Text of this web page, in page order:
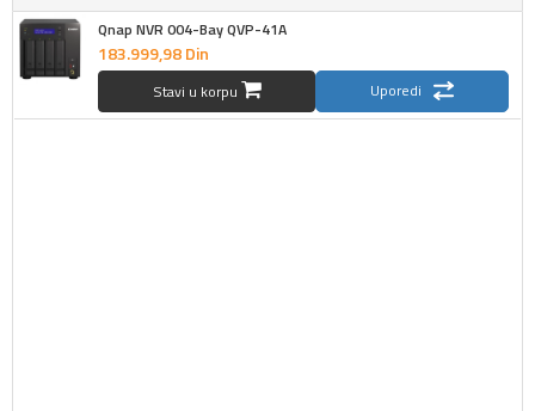
Qnap NVR 004-Bay QVP-41A
183.999,98Din
Stavi u korpu Uporedi